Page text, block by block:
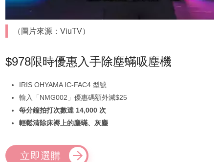
（圖片來源：ViuTV）
$978限時優惠入手除塵蟎吸塵機
IRIS OHYAMA IC-FAC4 型號
輸入「NMG002」優惠碼額外減$25
每分鐘拍打次數達 14,000 次
輕鬆清除床褥上的塵蟎、灰塵
立即選購